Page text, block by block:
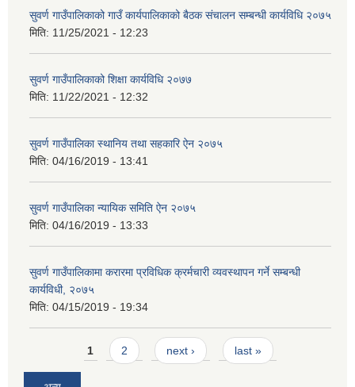
सुवर्ण गाउँपालिकाको गाउँ कार्यपालिकाको बैठक संचालन सम्बन्धी कार्यविधि २०७५
मिति: 11/25/2021 - 12:23
सुवर्ण गाउँपालिकाको शिक्षा कार्यविधि २०७७
मिति: 11/22/2021 - 12:32
सुवर्ण गाउँपालिका स्थानिय तथा सहकारि ऐन २०७५
मिति: 04/16/2019 - 13:41
सुवर्ण गाउँपालिका न्यायिक समिति ऐन २०७५
मिति: 04/16/2019 - 13:33
सुवर्ण गाउँपालिकामा करारमा प्रविधिक क्रर्मचारी व्यवस्थापन गर्ने सम्बन्धी
कार्यविधी, २०७५
मिति: 04/15/2019 - 19:34
Pages1 2 next › last »